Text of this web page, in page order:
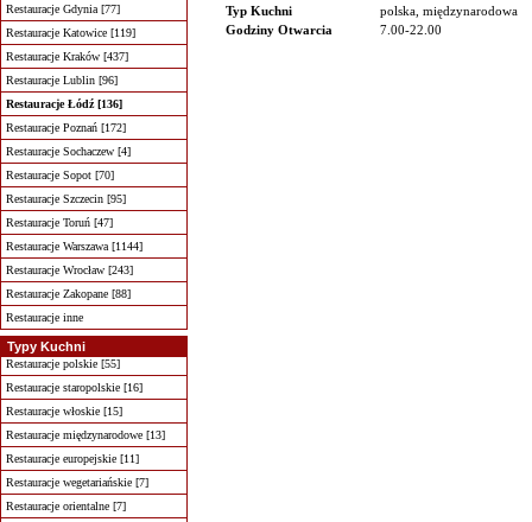
Restauracje Gdynia [77]
Restauracje Katowice [119]
Restauracje Kraków [437]
Restauracje Lublin [96]
Restauracje Łódź [136]
Restauracje Poznań [172]
Restauracje Sochaczew [4]
Restauracje Sopot [70]
Restauracje Szczecin [95]
Restauracje Toruń [47]
Restauracje Warszawa [1144]
Restauracje Wrocław [243]
Restauracje Zakopane [88]
Restauracje inne
Typy Kuchni
Restauracje polskie [55]
Restauracje staropolskie [16]
Restauracje włoskie [15]
Restauracje międzynarodowe [13]
Restauracje europejskie [11]
Restauracje wegetariańskie [7]
Restauracje orientalne [7]
Typ Kuchni
polska, międzynarodowa
Godziny Otwarcia
7.00-22.00